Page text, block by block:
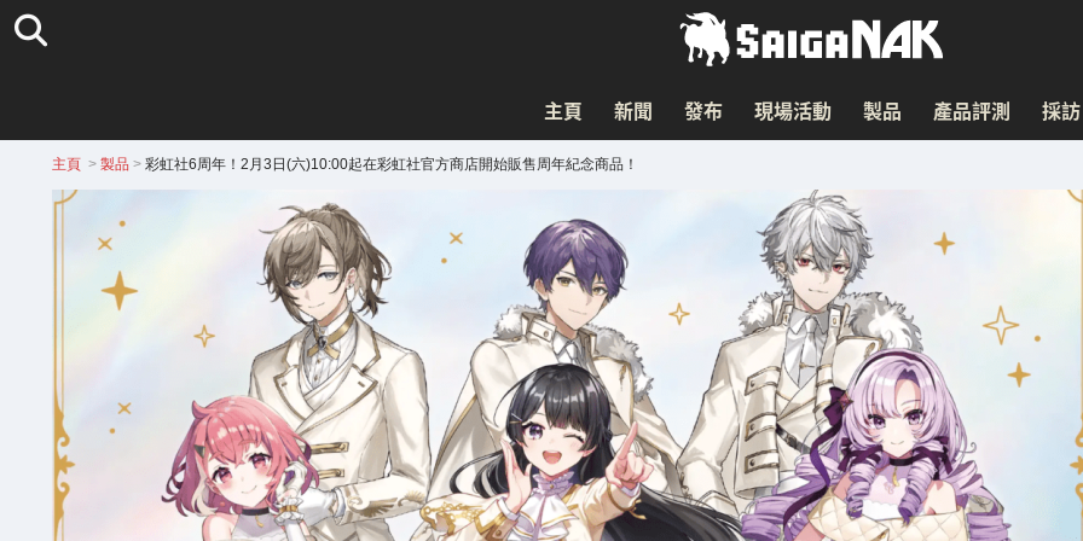
主頁 新聞 發布 現場活動 製品 產品評測 採訪
主頁 > 製品 > 彩虹社6周年！2月3日(六)10:00起在彩虹社官方商店開始販售周年紀念商品！